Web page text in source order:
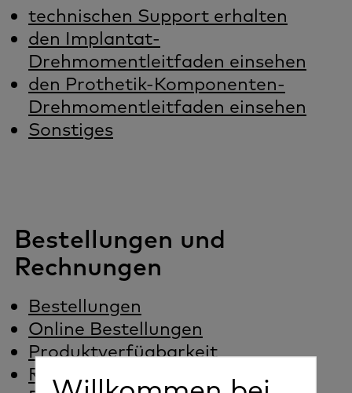
technischen Support erhalten
den Implantat-
Drehmomentleitfaden einsehen
den Prothetik-Komponenten-
Drehmomentleitfaden einsehen
Sonstiges
Bestellungen und
Rechnungen
Bestellungen
Online Bestellungen
Produktverfügbarkeit
Rechnungen